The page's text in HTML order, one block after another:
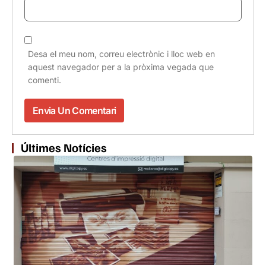
Desa el meu nom, correu electrònic i lloc web en
aquest navegador per a la pròxima vegada que
comenti.
Últimes Notícies